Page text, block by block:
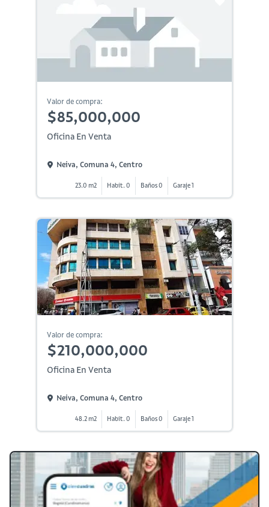
Valor de compra:
$85,000,000
Oficina En Venta
Neiva, Comuna 4, Centro
23.0 m2 Habit. 0 Baños 0 Garaje 1
Valor de compra:
$210,000,000
Oficina En Venta
Neiva, Comuna 4, Centro
48.2 m2 Habit. 0 Baños 0 Garaje 1